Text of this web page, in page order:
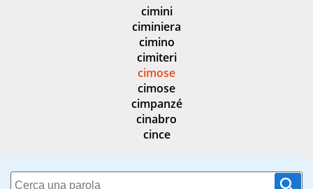
cimini
ciminiera
cimino
cimiteri
cimose
cimose
cimpanzé
cinabro
cince